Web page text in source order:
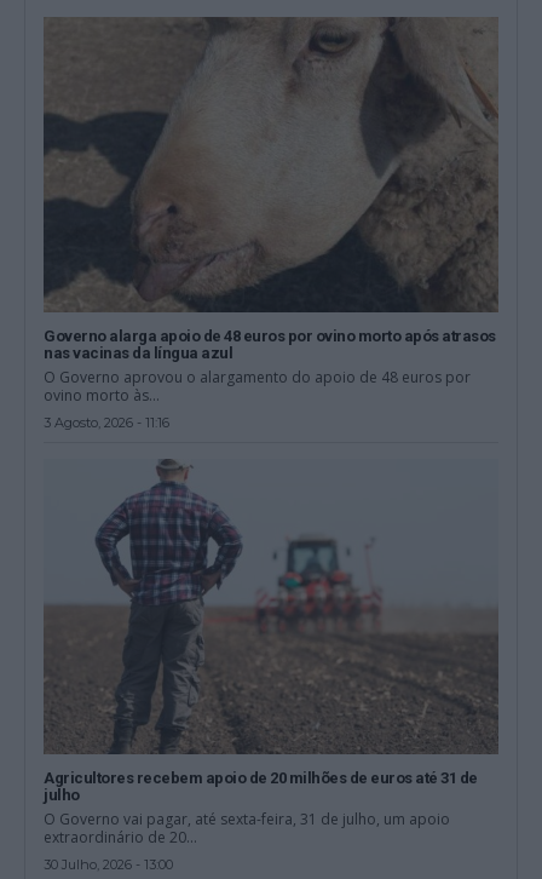
Governo alarga apoio de 48 euros por ovino morto após atrasos
nas vacinas da língua azul
O Governo aprovou o alargamento do apoio de 48 euros por
ovino morto às...
3 Agosto, 2026 - 11:16
Agricultores recebem apoio de 20 milhões de euros até 31 de
julho
O Governo vai pagar, até sexta-feira, 31 de julho, um apoio
extraordinário de 20...
30 Julho, 2026 - 13:00